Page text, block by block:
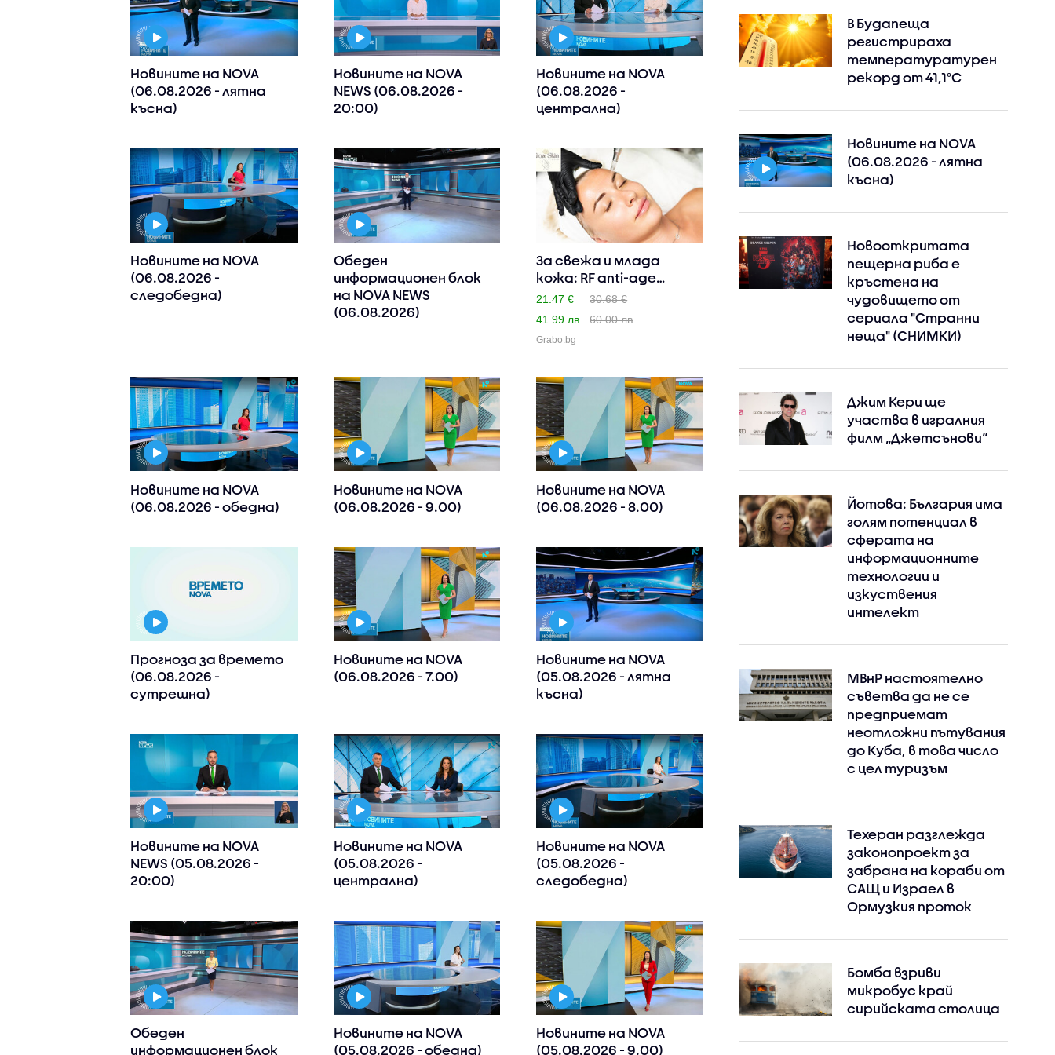
Новините на NOVA
(06.08.2026 - лятна
късна)
Новините на NOVA
NEWS (06.08.2026 -
20:00)
Новините на NOVA
(06.08.2026 -
централна)
Новините на NOVA
(06.08.2026 -
следобедна)
Обеден
информационен блок
на NOVA NEWS
(06.08.2026)
За свежа и млада
кожа: RF anti-age
терапия н..
21.47 €
30.68 €
41.99 лв
60.00 лв
Grabo.bg
Новините на NOVA
(06.08.2026 - обедна)
Новините на NOVA
(06.08.2026 - 9.00)
Новините на NOVA
(06.08.2026 - 8.00)
Прогноза за времето
(06.08.2026 -
сутрешна)
Новините на NOVA
(06.08.2026 - 7.00)
Новините на NOVA
(05.08.2026 - лятна
късна)
Новините на NOVA
NEWS (05.08.2026 -
20:00)
Новините на NOVA
(05.08.2026 -
централна)
Новините на NOVA
(05.08.2026 -
следобедна)
Обеден
информационен блок
Новините на NOVA
(05.08.2026 - обедна)
Новините на NOVA
(05.08.2026 - 9.00)
В Будапеща
регистрираха
температуратурен
рекорд от 41,1°C
Новините на NOVA
(06.08.2026 - лятна
късна)
Новооткритата
пещерна риба е
кръстена на
чудовището от
сериала "Странни
неща" (СНИМКИ)
Джим Кери ще
участва в игралния
филм „Джетсънови“
Йотова: България има
голям потенциал в
сферата на
информационните
технологии и
изкуствения
интелект
МВнР настоятелно
съветва да не се
предприемат
неотложни пътувания
до Куба, в това число
с цел туризъм
Техеран разглежда
законопроект за
забрана на кораби от
САЩ и Израел в
Ормузкия проток
Бомба взриви
микробус край
сирийската столица